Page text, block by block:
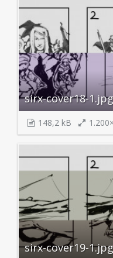
sirx-cover18-1.jpg
148,2 kB
sirx-cover19-1.jpg